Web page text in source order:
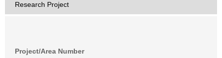
Research Project
Project/Area Number